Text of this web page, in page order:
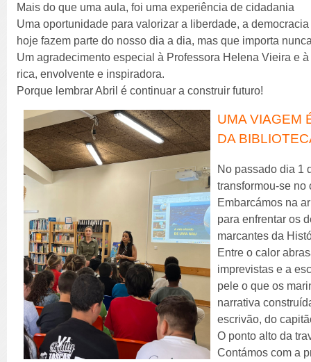
Mais do que uma aula, foi uma experiência de cidadania
Uma oportunidade para valorizar a liberdade, a
hoje fazem parte do nosso dia a dia, mas que importa
Um agradecimento especial à Professora Helena Vieira e
rica, envolvente e inspiradora.
Porque lembrar Abril é continuar a construir futuro!
UMA VIAGEM
DA
No passado dia 1
transformou-se no
Embarcámos na
para enfrentar os
marcantes da
Entre o calor
imprevistas e a
pele o que os
narrativa
escrivão, do
O ponto alto da
Contámos com a